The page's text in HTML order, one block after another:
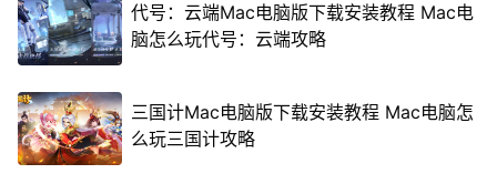
代号：云端Mac电脑版下载安装教程 Mac电
脑怎么玩代号：云端攻略
三国计Mac电脑版下载安装教程 Mac电脑怎
么玩三国计攻略